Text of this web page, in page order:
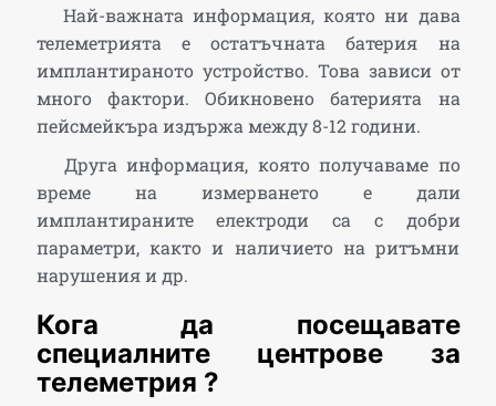
Най-важната информация, която ни дава
телеметрията е остатъчната батерия на
имплантираното устройство. Това зависи от
много фактори. Обикновено батерията на
пейсмейкъра издържа между 8-12 години.
Друга информация, която получаваме по
време на измерването е дали
имплантираните електроди са с добри
параметри, както и наличието на ритъмни
нарушения и др.
Кога да посещавате
специалните центрове за
телеметрия ?